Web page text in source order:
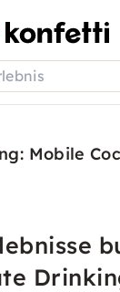
Mobile